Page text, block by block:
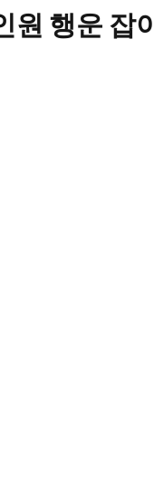
원 행운 잡